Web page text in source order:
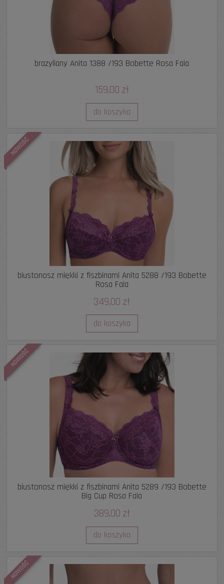
brazyliany Anita 1388 /193 Bobette Rosa Faia
159,00 zł
do koszyka
biustonosz miękki z fiszbinami Anita 5288 /193 Bobette
Rosa Faia
349,00 zł
do koszyka
NOWOŚĆ
biustonosz miękki z fiszbinami Anita 5289 /193 Bobette
Big Cup Rosa Faia
389,00 zł
do koszyka
NOWOŚĆ
NOWOŚĆ